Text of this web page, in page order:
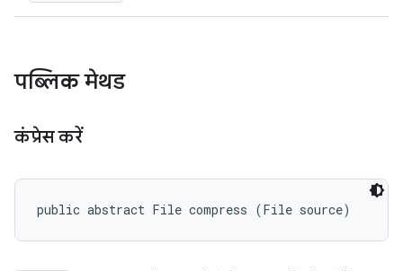
पब्लिक मेथड
कंप्रेस करें
public abstract File compress (File source)